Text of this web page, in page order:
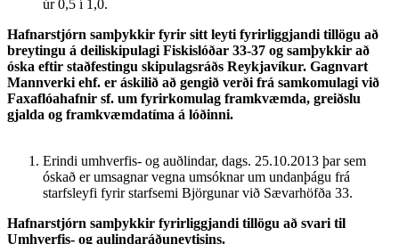
úr 0,5 í 1,0.
Hafnarstjórn samþykkir fyrir sitt leyti fyrirliggjandi tillögu að
breytingu á deili­skipulagi Fiskislóðar 33-37 og samþykkir að
óska eftir staðfestingu skipulagsráðs Reykjavíkur. Gagnvart
Mannverki ehf. er áskilið að gengið verði frá samkomulagi við
Faxaflóahafnir sf. um fyrirkomulag fram­kvæmda, greiðslu
gjalda og framkvæmdatíma á lóðinni.
Erindi umhverfis- og auðlindar, dags. 25.10.2013 þar sem
óskað er umsagnar vegna umsóknar um undanþágu frá
starfsleyfi fyrir starfsemi Björgunar við Sævarhöfða 33.
Hafnarstjórn samþykkir fyrirliggjandi tillögu að svari til
Umhverfis- og aulindaráðuneytisins.